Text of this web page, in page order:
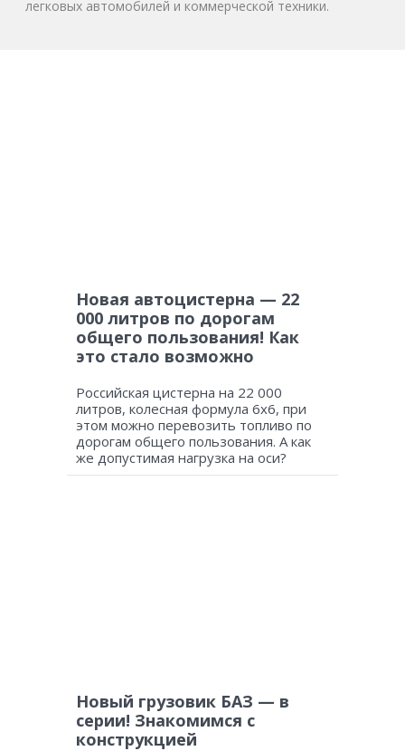
легковых автомобилей и коммерческой техники.
Новая автоцистерна — 22
000 литров по дорогам
общего пользования! Как
это стало возможно
Российская цистерна на 22 000
литров, колесная формула 6х6, при
этом можно перевозить топливо по
дорогам общего пользования. А как
же допустимая нагрузка на оси?
Новый грузовик БАЗ — в
серии! Знакомимся с
конструкцией